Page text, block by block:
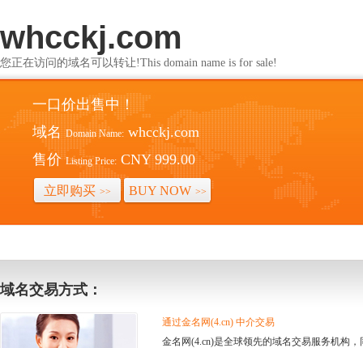
whcckj.com
您正在访问的域名可以转让!This domain name is for sale!
一口价出售中！
域名 Domain Name: whcckj.com
售价 Listing Price: CNY 999.00
立即购买 >> BUY NOW >>
域名交易方式：
通过金名网(4.cn) 中介交易
金名网(4.cn)是全球领先的域名交易服务机构